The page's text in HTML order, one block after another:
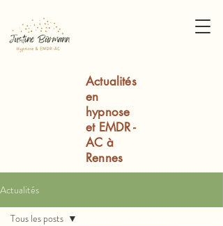
Actualités
en
hypnose
et EMDR -
AC à
Rennes
Actualités
Tous les posts